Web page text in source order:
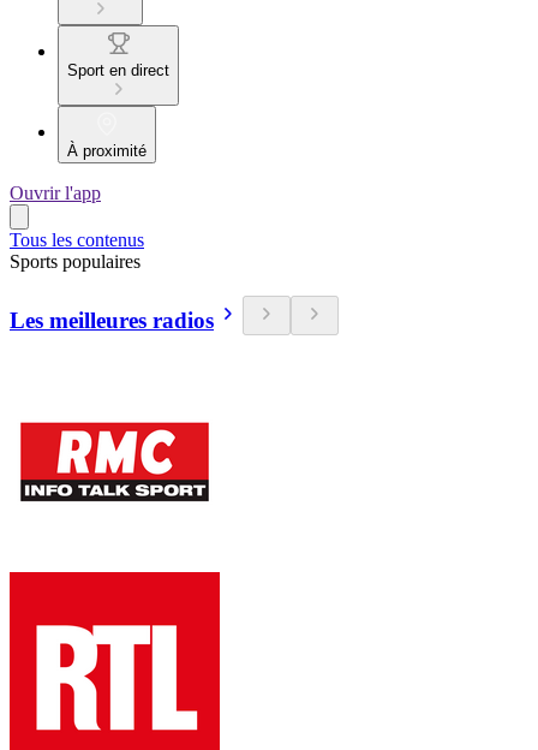
Sport en direct
À proximité
Ouvrir l'app
Tous les contenus
Sports populaires
Les meilleures radios